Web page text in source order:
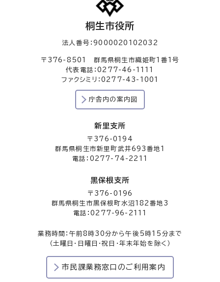
桐生市役所
法人番号：9000020102032
〒376-8501 群馬県桐生市織姫町1番1号
代表電話：0277-46-1111
ファクシミリ：0277-43-1001
庁舎内の案内図
新里支所
〒376-0194
群馬県桐生市新里町武井693番地1
電話：0277-74-2211
黒保根支所
〒376-0196
群馬県桐生市黒保根町水沼182番地3
電話：0277-96-2111
業務時間：午前8時30分から午後5時15分まで
（土曜日・日曜日・祝日・年末年始を除く）
市民課業務窓口のご利用案内